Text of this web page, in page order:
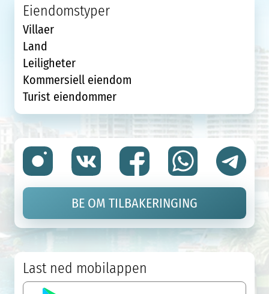
Last ned mobilappen
Eiendomstyper
Villaer
Land
Leiligheter
Kommersiell eiendom
Turist eiendommer
BE OM TILBAKERINGING